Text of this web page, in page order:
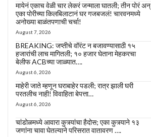
मायेनं एकाच वेळी चार लेकरं जन्माला घातली; तीन पोरं अन्
एका पोरीच्या किलबिलाटानं घर गजबजलं! चारवनमध्ये
अनोख्या बाळंतपणाची चर्चा!
August 7, 2026
BREAKING: जप्तीचे वॉरंट न बजावण्यासाठी १५
हजारांची लाच मागितली; १० हजार घेताना मेहकरचा
बेलीफ ACBच्या जाळ्यात….
August 6, 2026
माहेरी जाते म्हणून घराबाहेर पडली; रात्र झाली घरी
परतलीच नाही! विवाहिता बेपत्ता…
August 6, 2026
चांडोळमध्ये आवारा कुत्र्यांचा हैदोस; एका कुत्र्याने १३
जणांना चावा घेतल्याने परिसरात वातावरण ….